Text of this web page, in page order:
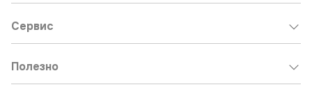
Сервис
Полезно